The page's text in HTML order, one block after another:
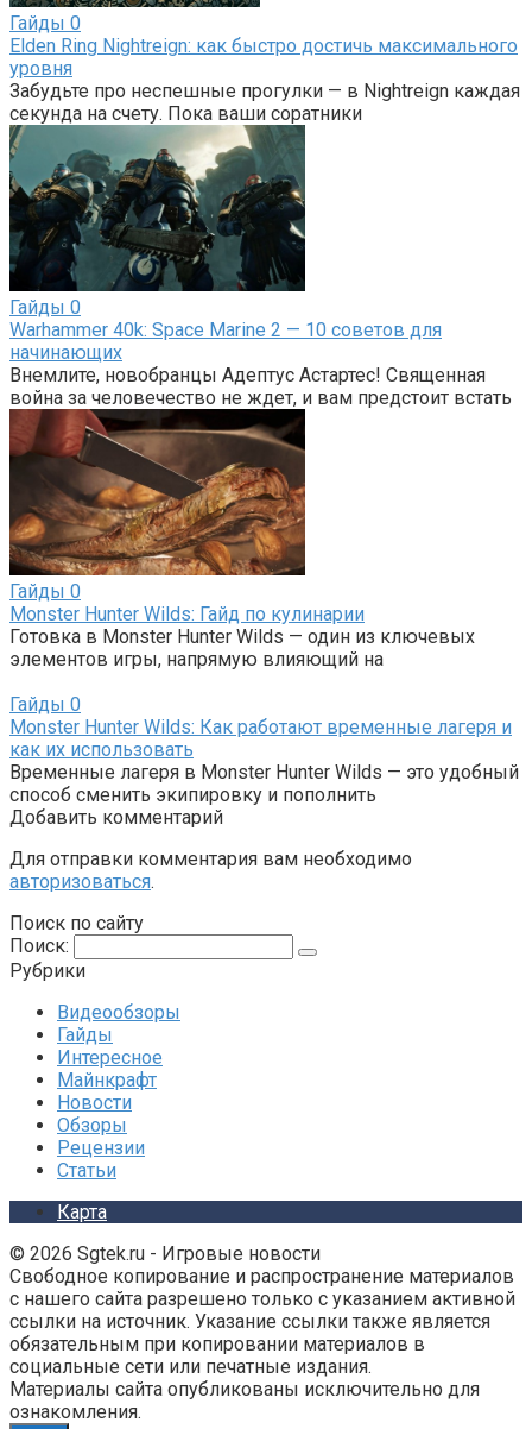
Гайды 0
Elden Ring Nightreign: как быстро достичь максимального
уровня
Забудьте про неспешные прогулки — в Nightreign каждая
секунда на счету. Пока ваши соратники
Гайды 0
Warhammer 40k: Space Marine 2 — 10 советов для
начинающих
Внемлите, новобранцы Адептус Астартес! Священная
война за человечество не ждет, и вам предстоит встать
Гайды 0
Monster Hunter Wilds: Гайд по кулинарии
Готовка в Monster Hunter Wilds — один из ключевых
элементов игры, напрямую влияющий на
Гайды 0
Monster Hunter Wilds: Как работают временные лагеря и
как их использовать
Временные лагеря в Monster Hunter Wilds — это удобный
способ сменить экипировку и пополнить
Добавить комментарий
Для отправки комментария вам необходимо
авторизоваться.
Поиск по сайту
Поиск:
Рубрики
Видеообзоры
Гайды
Интересное
Майнкрафт
Новости
Обзоры
Рецензии
Статьи
Карта
© 2026 Sgtek.ru - Игровые новости
Свободное копирование и распространение материалов
с нашего сайта разрешено только с указанием активной
ссылки на источник. Указание ссылки также является
обязательным при копировании материалов в
социальные сети или печатные издания.
Материалы сайта опубликованы исключительно для
ознакомления.